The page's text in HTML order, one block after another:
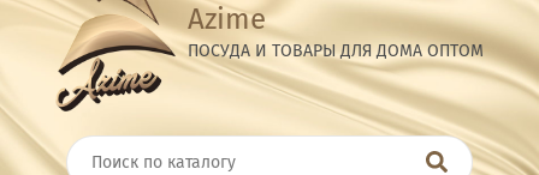
Azime
ПОСУДА И ТОВАРЫ ДЛЯ ДОМА ОПТОМ